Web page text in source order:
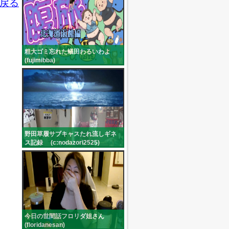
る
粗大ゴミ忘れた蟻田わるいわよ
(fujimibba)
野田草履サブキャスたれ流しギネ
ス記録 (c:nodazori2525)
今日の世間話フロリダ姐さん
(floridanesan)